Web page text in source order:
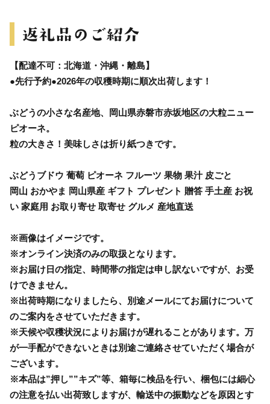
【配達不可：北海道・沖縄・離島】
●先行予約●2026年の収穫時期に順次出荷します！
ぶどうの小さな名産地、岡山県赤磐市赤坂地区の大粒ニュー
ピオーネ。
粒の大きさ！美味しさは折り紙つきです。
ぶどうブドウ 葡萄 ピオーネ フルーツ 果物 果汁 皮ごと
岡山 おかやま 岡山県産 ギフト プレゼント 贈答 手土産 お祝
い 家庭用 お取り寄せ 取寄せ グルメ 産地直送
※画像はイメージです。
※オンライン決済のみの取扱となります。
※お届け日の指定、時間帯の指定は申し訳ないですが、お受
けできません。
※出荷時期になりましたら、別途メールにてお届けについて
のご案内をさせていただきます。
※天候や収穫状況によりお届けが遅れることがあります。万
が一手配ができないときは別途ご連絡させていただく場合が
ございます。
※本品は”押し””キズ”等、箱毎に検品を行い、梱包には細心
の注意を払い出荷致しますが、輸送中の振動などを原因とす